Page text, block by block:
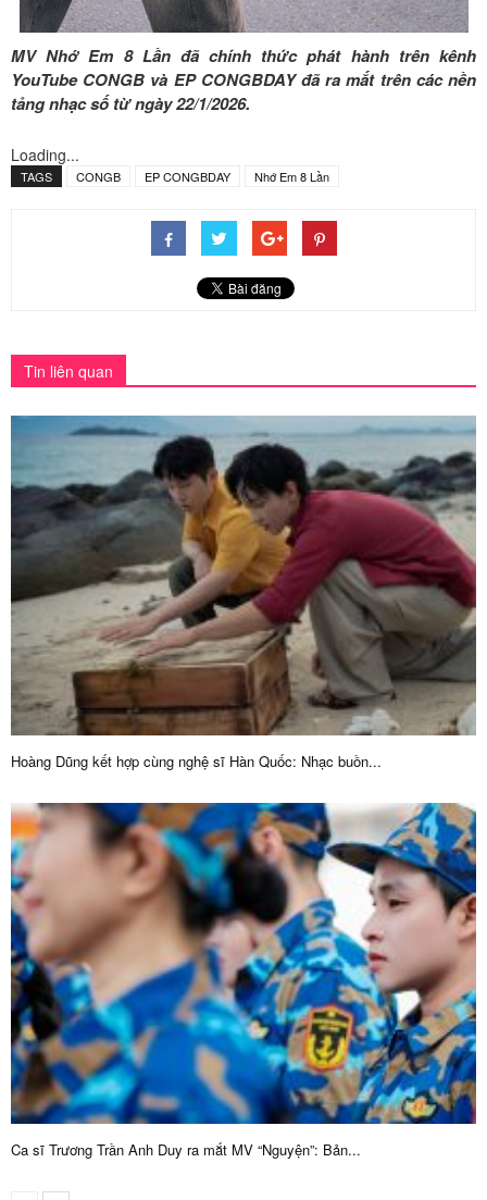
MV Nhớ Em 8 Lần đã chính thức phát hành trên kênh
YouTube CONGB và EP CONGBDAY đã ra mắt trên các nền
tảng nhạc số từ ngày 22/1/2026.
Loading...
TAGS CONGB EP CONGBDAY Nhớ Em 8 Lần
Tin liên quan
Hoàng Dũng kết hợp cùng nghệ sĩ Hàn Quốc: Nhạc buồn...
Ca sĩ Trương Trần Anh Duy ra mắt MV “Nguyện”: Bản...